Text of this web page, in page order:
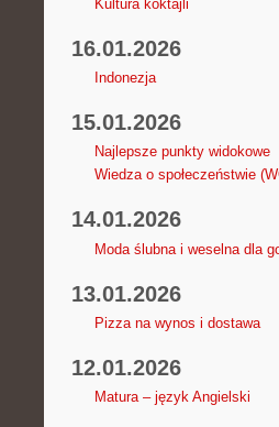
Kultura koktajli
16.01.2026
Indonezja
15.01.2026
Najlepsze punkty widokowe
Wiedza o społeczeństwie
14.01.2026
Moda ślubna i weselna dla
13.01.2026
Pizza na wynos i dostawa
12.01.2026
Matura – język Angielski